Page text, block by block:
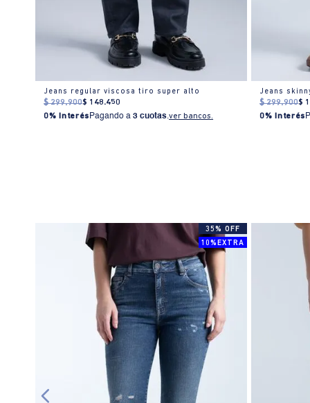
Jeans regular viscosa tiro super alto
$ 299.900$ 148.450
0% Interés Pagando a3 cuotas.ver bancos.
$ 299.900$
0% Interés
35% OFF
10%EXTRA